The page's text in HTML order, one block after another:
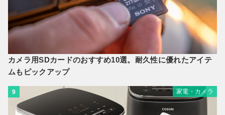
カメラ用SDカードのおすすめ10選。耐久性に優れたアイテ
ムもピックアップ
9 家電・カメラ